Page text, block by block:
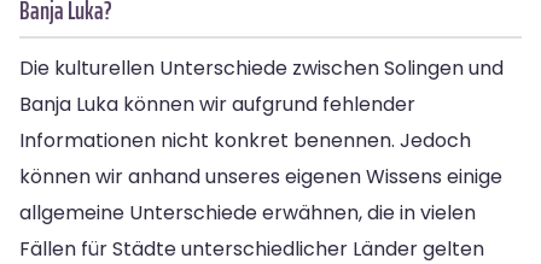
Banja Luka?
Die kulturellen Unterschiede zwischen Solingen und
Banja Luka können wir aufgrund fehlender
Informationen nicht konkret benennen. Jedoch
können wir anhand unseres eigenen Wissens einige
allgemeine Unterschiede erwähnen, die in vielen
Fällen für Städte unterschiedlicher Länder gelten